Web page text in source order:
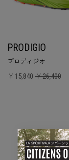
PRODIGIO
プロディジオ
￥15,840 ￥26,400